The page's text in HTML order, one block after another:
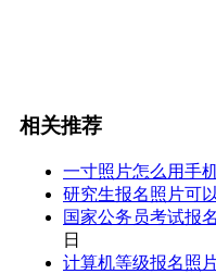
相关推荐
一寸照片怎么用手
研究生报名照片可
国家公务员考试报
日
计算机等级报名照